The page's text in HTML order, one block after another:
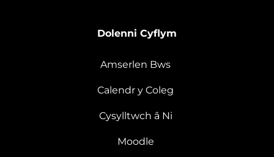
Dolenni Cyflym
Amserlen Bws
Calendr y Coleg
Cysylltwch â Ni
Moodle